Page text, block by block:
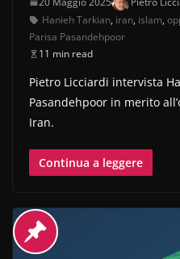
Hanieh Tarkian, iran, islam,
Parisa Pasandehpoor
11 min read
Pietro Licciardi intervista
Pasandehpoor in merito
Iran.
Continua a leggere